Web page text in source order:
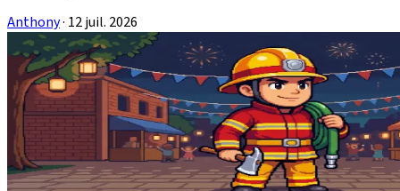
Anthony· 12 juil. 2026